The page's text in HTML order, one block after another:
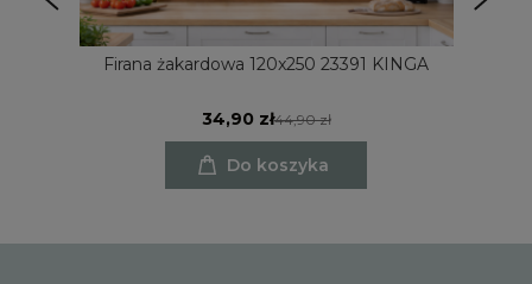
Firana żakardowa 120x250 23391 KINGA
34,90 zł44,90 zł
Do koszyka